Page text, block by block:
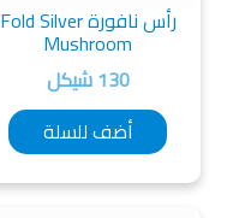
رأس نافورة Fold Silver
Mushroom
130 شيكل
أضف للسلة